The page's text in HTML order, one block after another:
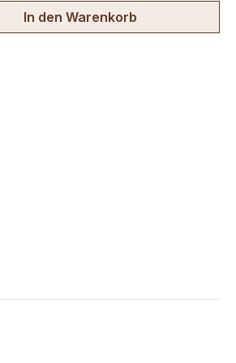
gewünschten Wert
In den Warenkorb